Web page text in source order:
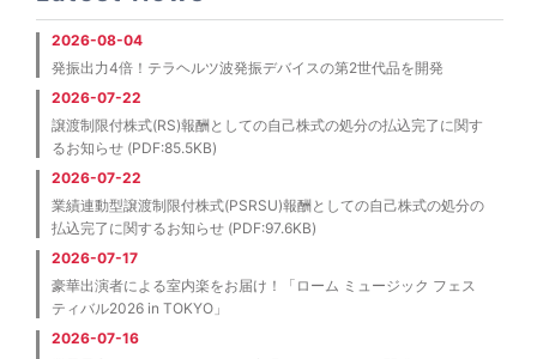
2026-08-04
発振出力4倍！テラヘルツ波発振デバイスの第2世代品を開発
2026-07-22
譲渡制限付株式(RS)報酬としての自己株式の処分の払込完了に関す
るお知らせ (PDF:85.5KB)
2026-07-22
業績連動型譲渡制限付株式(PSRSU)報酬としての自己株式の処分の
払込完了に関するお知らせ (PDF:97.6KB)
2026-07-17
豪華出演者による室内楽をお届け！「ローム ミュージック フェス
ティバル2026 in TOKYO」
2026-07-16